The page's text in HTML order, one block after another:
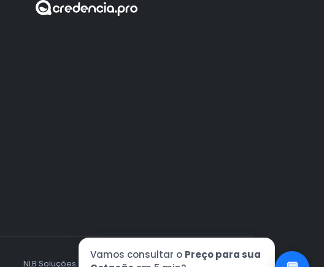
NLB Soluções. © 2012 - 2026. Todos os direitos reservados
Vamos consultar o Preço para sua